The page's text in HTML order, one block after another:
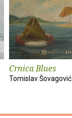
Crnica Blues
Tomislav Šovagović